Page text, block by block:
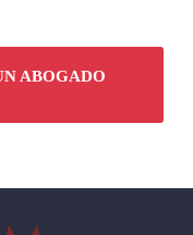
ABOGADO